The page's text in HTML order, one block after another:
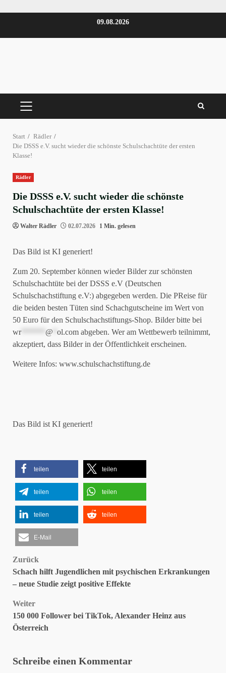
09.08.2026
PRIMÄRES
Start
Rädler
Die DSSS e.V. sucht wieder die schönste Schulschachtüte der ersten
Klasse!
Rädler
Die DSSS e.V. sucht wieder die schönste
Schulschachtüte der ersten Klasse!
Walter Rädler 02.07.2026 1 Min. gelesen
Das Bild ist KI generiert!
Zum 20. September können wieder Bilder zur schönsten
Schulschachtüte bei der DSSS e.V (Deutschen
Schulschachstiftung e.V:) abgegeben werden. Die PReise für
die beiden besten Tüten sind Schachgutscheine im Wert von
50 Euro für den Schulschachstiftungs-Shop. Bilder bitte bei
wr****** @ ol.com abgeben. Wer am Wettbewerb teilnimmt,
akzeptiert, dass Bilder in der Öffentlichkeit erscheinen.
Weitere Infos: www.schulschachstiftung.de
Das Bild ist KI generiert!
teilen teilen
teilen teilen
teilen teilen
E-Mail
Beitragsnavigation
Zurück
Schach hilft Jugendlichen mit psychischen Erkrankungen
– neue Studie zeigt positive Effekte
Weiter
150 000 Follower bei TikTok, Alexander Heinz aus
Österreich
Schreibe einen Kommentar